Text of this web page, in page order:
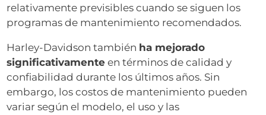
relativamente previsibles cuando se siguen los
programas de mantenimiento recomendados.
Harley-Davidson también ha mejorado
significativamente en términos de calidad y
confiabilidad durante los últimos años. Sin
embargo, los costos de mantenimiento pueden
variar según el modelo, el uso y las